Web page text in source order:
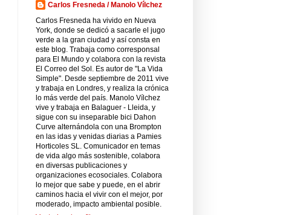
Carlos Fresneda / Manolo Vílchez
Carlos Fresneda ha vivido en Nueva
York, donde se dedicó a sacarle el jugo
verde a la gran ciudad y así consta en
este blog. Trabaja como corresponsal
para El Mundo y colabora con la revista
El Correo del Sol. Es autor de "La Vida
Simple". Desde septiembre de 2011 vive
y trabaja en Londres, y realiza la crónica
lo más verde del país. Manolo Vílchez
vive y trabaja en Balaguer - Lleida, y
sigue con su inseparable bici Dahon
Curve alternándola con una Brompton
en las idas y venidas diarias a Pamies
Horticoles SL. Comunicador en temas
de vida algo más sostenible, colabora
en diversas publicaciones y
organizaciones ecosociales. Colabora
lo mejor que sabe y puede, en el abrir
caminos hacia el vivir con el mejor, por
moderado, impacto ambiental posible.